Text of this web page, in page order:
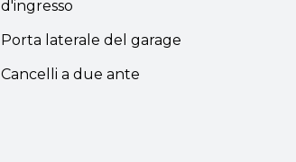
d'ingresso
Porta laterale del garage
Cancelli a due ante